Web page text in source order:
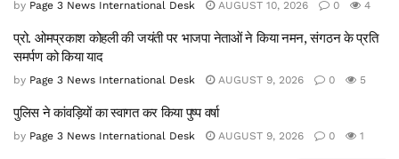
by Page 3 News International Desk AUGUST 10, 2026 0 4
प्रो. ओमप्रकाश कोहली की जयंती पर भाजपा नेताओं ने किया नमन, संगठन के प्रति
समर्पण को किया याद
by Page 3 News International Desk AUGUST 9, 2026 0 5
पुलिस ने कांवड़ियों का स्वागत कर किया पुष्प वर्षा
by Page 3 News International Desk AUGUST 9, 2026 0 1